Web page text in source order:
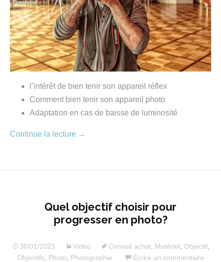
l’intérêt de bien tenir son appareil réflex
Comment bien tenir son appareil photo
Adaptation en cas de baisse de luminosité
Continue la lecture →
Quel objectif choisir pour
progresser en photo?
30/01/2021 Vidéo Conseil achat, Matériel Objectif,
Objectifs
Photo Photographie Écrire un commentaire